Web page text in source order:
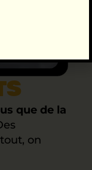
que de la
on